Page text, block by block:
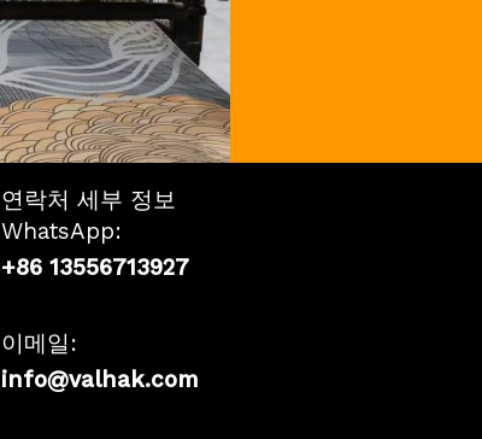
연락처 세부 정보
WhatsApp:
+86 13556713927
이메일:
info@valhak.com